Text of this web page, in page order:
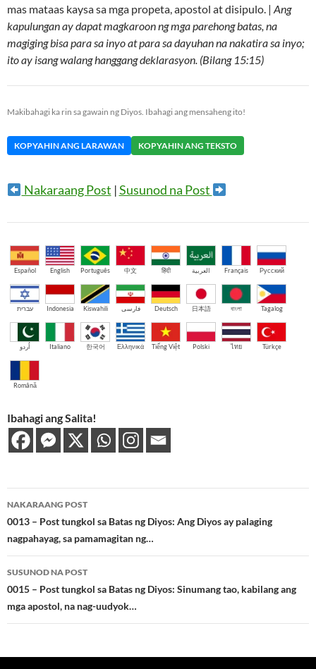
mas mataas kaysa sa mga propeta, apostol at disipulo. | Ang
kapulungan ay dapat magkaroon ng mga parehong batas, na
magiging bisa para sa inyo at para sa dayuhan na nakatira sa inyo;
ito ay isang walang hanggang deklarasyon. (Bilang 15:15)
Makibahagi ka rin sa gawain ng Diyos. Ibahagi ang mensaheng ito!
KOPYAHIN ANG LARAWAN KOPYAHIN ANG TEKSTO
Nakaraang Post |Susunod na Post
Español English Português 中文 हिंदी العربية Français Русский
עברית Indonesia Kiswahili فارسی Deutsch 日本語 বাংলা Tagalog
اُردو Italiano 한국어 Ελληνικά Tiếng Việt Polski ไทย Türkçe
Română
Ibahagi ang Salita!
Post
navigation
NAKARAANG POST
0013 – Post tungkol sa Batas ng Diyos: Ang Diyos ay palaging
nagpahayag, sa pamamagitan ng…
SUSUNOD NA POST
0015 – Post tungkol sa Batas ng Diyos: Sinumang tao, kabilang ang
mga apostol, na nag-uudyok…